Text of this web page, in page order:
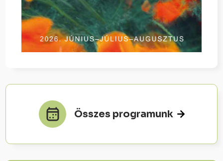
Összes programunk